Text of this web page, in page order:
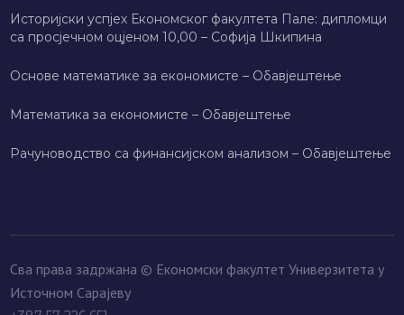
Историјски успјех Економског факултета Пале: дипломци
са просјечном оцјеном 10,00 – Софија Шкипина
Основе математике за економисте – Обавјештење
Математика за економисте – Обавјештење
Рачуноводство са финансијском анализом – Обавјештење
Сва права задржана © Економски факултет Универзитета у
Источном Сарајеву